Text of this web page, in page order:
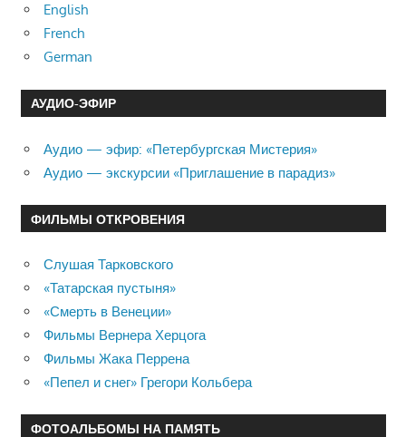
English
French
German
АУДИО-ЭФИР
Аудио — эфир: «Петербургская Мистерия»
Аудио — экскурсии «Приглашение в парадиз»
ФИЛЬМЫ ОТКРОВЕНИЯ
Слушая Тарковского
«Татарская пустыня»
«Смерть в Венеции»
Фильмы Вернера Херцога
Фильмы Жака Перрена
«Пепел и снег» Грегори Кольбера
ФОТОАЛЬБОМЫ НА ПАМЯТЬ